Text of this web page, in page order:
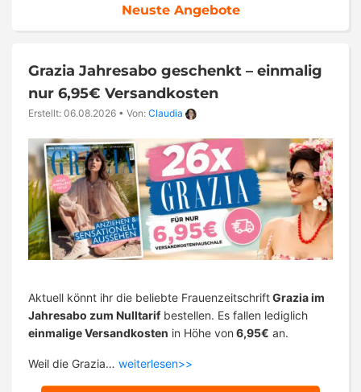
Neuste Angebote
Grazia Jahresabo geschenkt – einmalig
nur 6,95€ Versandkosten
Erstellt: 06.08.2026 • Von: Claudia
Aktuell könnt ihr die beliebte FrauenzeitschriftGrazia im
Jahresabo zum Nulltarifbestellen. Es fallen lediglich
einmalige Versandkosten in Höhe von 6,95€ an.
Weil die Grazia… weiterlesen>>